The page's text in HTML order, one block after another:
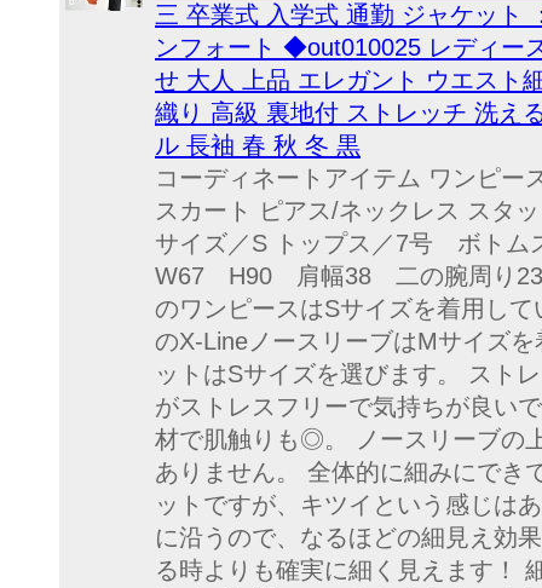
三 卒業式 入学式 通勤 ジャケット
ンフォート ◆out010025 レディー
せ 大人 上品 エレガント ウエスト
織り 高級 裏地付 ストレッチ 洗え
ル 長袖 春 秋 冬 黒
コーディネートアイテム ワンピー
スカート ピアス/ネックレス スタ
サイズ／S トップス／7号 ボト
W67 H90 肩幅38 二の腕周り
のワンピースはSサイズを着用し
のX-LineノースリーブはMサイズ
ットはSサイズを選びます。 スト
がストレスフリーで気持ちが良い
材で肌触りも◎。 ノースリーブの
ありません。 全体的に細みにでき
ットですが、キツイという感じは
に沿うので、なるほどの細見え効
る時よりも確実に細く見えます！